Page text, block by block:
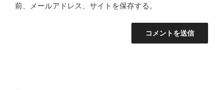
前、メールアドレス、サイトを保存する。
投